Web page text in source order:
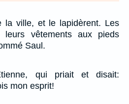
la ville, et le lapidèrent. Les
leurs vêtements aux pieds
Saul.
qui priait et disait:
mon esprit!